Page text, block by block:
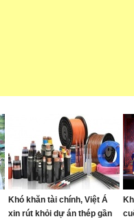
Khó khăn tài chính, Việt Á
xin rút khỏi dự án thép gần